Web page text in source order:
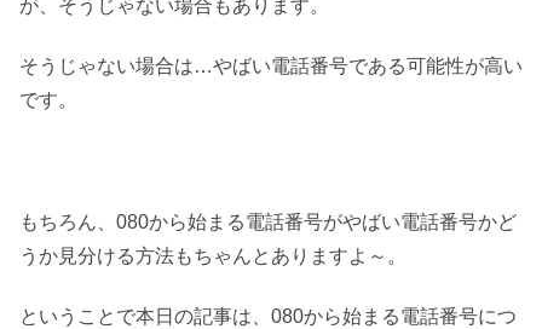
が、そうじゃない場合もあります。
そうじゃない場合は…やばい電話番号である可能性が高い
です。
もちろん、080から始まる電話番号がやばい電話番号かど
うか見分ける方法もちゃんとありますよ～。
ということで本日の記事は、080から始まる電話番号につ